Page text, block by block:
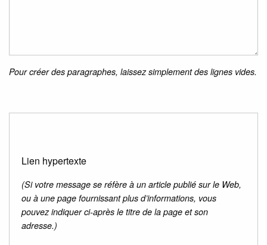
Pour créer des paragraphes, laissez simplement des lignes vides.
Lien hypertexte
(Si votre message se réfère à un article publié sur le Web,
ou à une page fournissant plus d’informations, vous
pouvez indiquer ci-après le titre de la page et son
adresse.)